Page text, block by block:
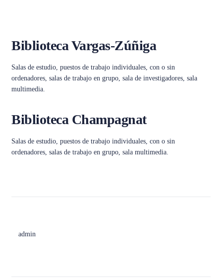
Biblioteca Vargas-Zúñiga
Salas de estudio, puestos de trabajo individuales, con o sin
ordenadores, salas de trabajo en grupo, sala de investigadores, sala
multimedia.
Biblioteca Champagnat
Salas de estudio, puestos de trabajo individuales, con o sin
ordenadores, salas de trabajo en grupo, sala multimedia.
admin